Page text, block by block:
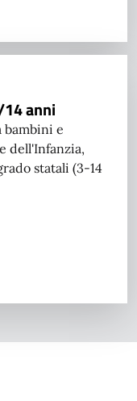
anni
bambini e
dell'Infanzia,
statali (3-14